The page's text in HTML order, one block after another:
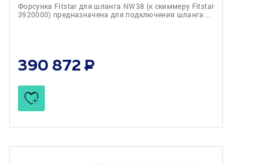
Форсунка Fitstar для шланга NW38 (к скиммеру Fitstar
3920000) предназначена для подключения шланга…
390 872